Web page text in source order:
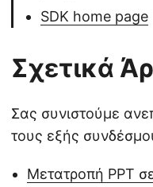
SDK home page
Σχετικά
Σας συνιστούμε
τους εξής
Μετατροπή PPT